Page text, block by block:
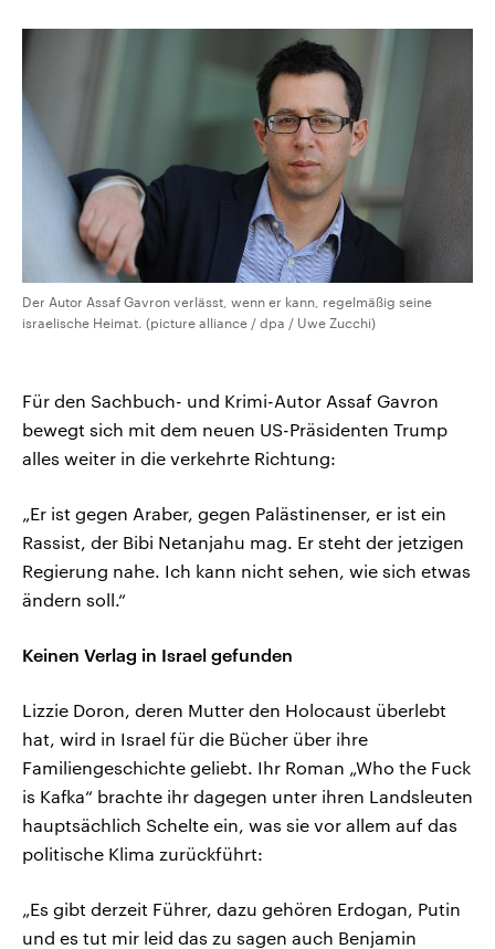
Der Autor Assaf Gavron verlässt, wenn er kann, regelmäßig seine
israelische Heimat. (picture alliance / dpa / Uwe Zucchi)
Für den Sachbuch- und Krimi-Autor Assaf Gavron
bewegt sich mit dem neuen US-Präsidenten Trump
alles weiter in die verkehrte Richtung:
„Er ist gegen Araber, gegen Palästinenser, er ist ein
Rassist, der Bibi Netanjahu mag. Er steht der jetzigen
Regierung nahe. Ich kann nicht sehen, wie sich etwas
ändern soll.“
Keinen Verlag in Israel gefunden
Lizzie Doron, deren Mutter den Holocaust überlebt
hat, wird in Israel für die Bücher über ihre
Familiengeschichte geliebt. Ihr Roman „Who the Fuck
is Kafka“ brachte ihr dagegen unter ihren Landsleuten
hauptsächlich Schelte ein, was sie vor allem auf das
politische Klima zurückführt:
„Es gibt derzeit Führer, dazu gehören Erdogan, Putin
und es tut mir leid das zu sagen auch Benjamin